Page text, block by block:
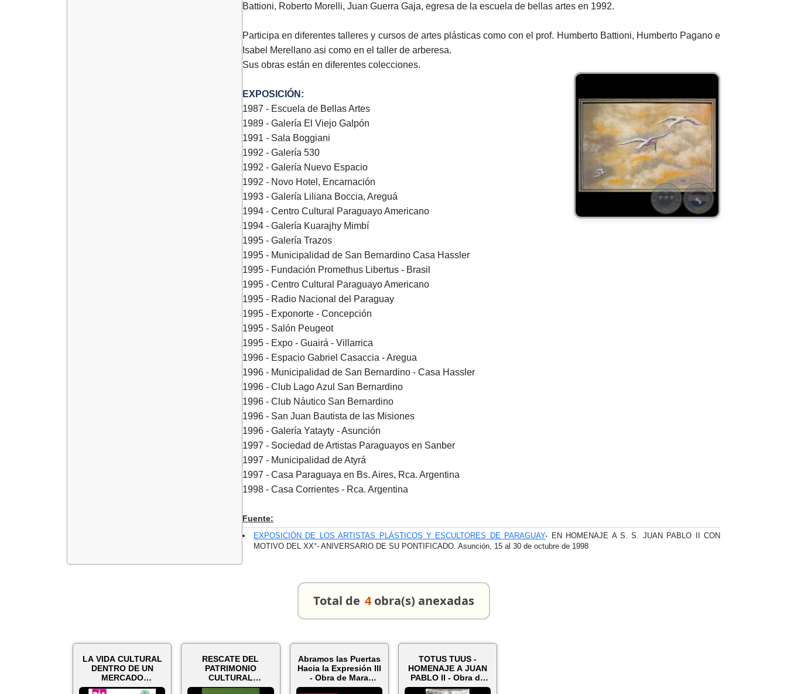
Battioni, Roberto Morelli, Juan Guerra Gaja, egresa de la escuela de bellas artes en 1992.
Participa en diferentes talleres y cursos de artes plásticas como con el prof. Humberto Battioni, Humberto Pagano e
Isabel Merellano asi como en el taller de arberesa.
Sus obras están en diferentes colecciones.
EXPOSICIÓN:
1987 - Escuela de Bellas Artes
1989 - Galería El Viejo Galpón
1991 - Sala Boggiani
1992 - Galería 530
1992 - Galería Nuevo Espacio
1992 - Novo Hotel, Encarnación
1993 - Galería Liliana Boccia, Areguá
1994 - Centro Cultural Paraguayo Americano
1994 - Galería Kuarajhy Mimbí
1995 - Galería Trazos
1995 - Municipalidad de San Bernardino Casa Hassler
1995 - Fundación Promethus Libertus - Brasil
1995 - Centro Cultural Paraguayo Americano
1995 - Radio Nacional del Paraguay
1995 - Exponorte - Concepción
1995 - Salón Peugeot
1995 - Expo - Guairá - Villarrica
1996 - Espacio Gabriel Casaccia - Aregua
1996 - Municipalidad de San Bernardino - Casa Hassler
1996 - Club Lago Azul San Bernardino
1996 - Club Náutico San Bernardino
1996 - San Juan Bautista de las Misiones
1996 - Galería Yatayty - Asunción
1997 - Sociedad de Artistas Paraguayos en Sanber
1997 - Municipalidad de Atyrá
1997 - Casa Paraguaya en Bs. Aires, Rca. Argentina
1998 - Casa Corrientes - Rca. Argentina
Fuente:
EXPOSICIÓN DE LOS ARTISTAS PLÁSTICOS Y ESCULTORES DE PARAGUAY- EN HOMENAJE A S. S. JUAN PABLO II CON
MOTIVO DEL XX°- ANIVERSARIO DE SU PONTIFICADO. Asunción, 15 al 30 de octubre de 1998
Total de 4 obra(s) anexadas
LA VIDA CULTURAL
DENTRO DE UN
MERCADO
MUNICIPAL - 10 de
RESCATE DEL
PATRIMONIO
CULTURAL
INMUEBLE DE LA
Abramos las Puertas
Hacia la Expresión III
- Obra de Mara
Villalb...
TOTUS TUUS -
HOMENAJE A JUAN
PABLO II - Obra de
MARÍA VILLALBA